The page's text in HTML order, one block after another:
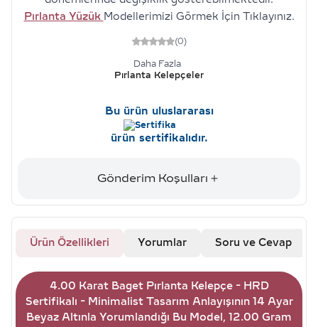
Pırlanta Yüzük Modellerimizi Görmek İçin Tıklayınız.
(0)
Daha Fazla
Pırlanta Kelepçeler
Bu ürün uluslararası
ürün sertifikalıdır.
Gönderim Koşulları
Ürün Özellikleri Yorumlar Soru ve Cevap
4.00 Karat Baget Pırlanta Kelepçe - HRD
Sertifikalı - Minimalist Tasarım Anlayışının 14 Ayar
Beyaz Altınla Yorumlandığı Bu Model, 12.00 Gram